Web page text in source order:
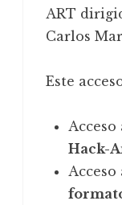
ART
Carlos
Este
Acceso
Hack-
Acceso